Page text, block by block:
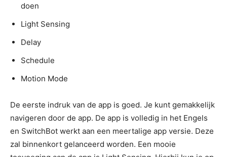
doen
Light Sensing
Delay
Schedule
Motion Mode
De eerste indruk van de app is goed. Je kunt gemakkelijk
navigeren door de app. De app is volledig in het Engels
en SwitchBot werkt aan een meertalige app versie. Deze
zal binnenkort gelanceerd worden. Een mooie